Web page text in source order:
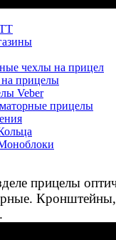
чехлы на прицел
прицелы
Veber
прицелы
прицелы
Кронштейны,